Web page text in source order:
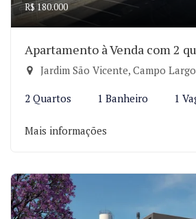
R$ 180.000
Apartamento à Venda com 2
Jardim São Vicente, Campo
2 Quartos 1 Banheiro 1
Mais informações